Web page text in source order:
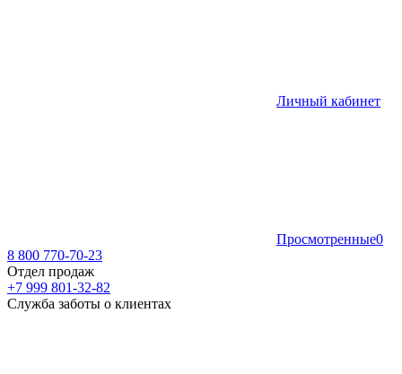
Личный кабинет
Просмотренные0
8 800 770-70-23
Отдел продаж
+7 999 801-32-82
Служба заботы о клиентах